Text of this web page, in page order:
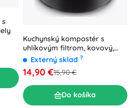
Kuchynský kompostér s
uhlíkovým filtrom, kovový,
čierny, 8 l
Externý sklad ?
14,90 €15,90 €
Do košíka